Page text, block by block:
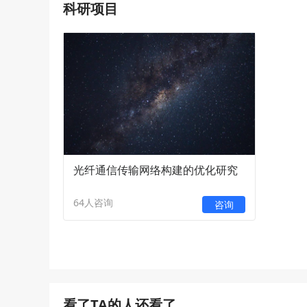
科研项目
光纤通信传输网络构建的优化研究
64人咨询 咨询